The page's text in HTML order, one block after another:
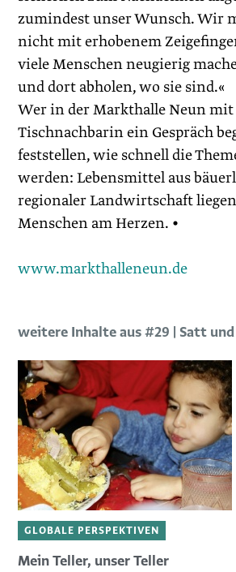
zumindest unser Wunsch. Wir
nicht mit erhobenem
viele Menschen neugierig
und dort abholen, wo sie sind.«
Wer in der Markthalle Neun
Tischnachbarin ein Gespräch
feststellen, wie schnell die
werden: Lebensmittel aus
regionaler Landwirtschaft
Menschen am Herzen. •
www.markthalleneun.de
weitere Inhalte aus #29 | Satt
GLOBALE PERSPEKTIVEN
Mein Teller, ­unser Teller